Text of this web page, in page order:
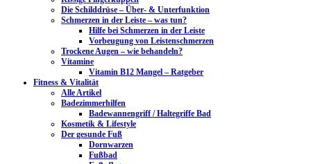
Die Schilddrüse – Über- & Unterfunktion
Schmerzen in der Leiste – was tun?
Hilfe bei Schmerzen in der Leiste
Vorbeugung von Leistenschmerzen
Trockene Augen – wie behandeln?
Vitamine
Vitamin B12 Mangel – Ratgeber
Fitness & Vitalität
Alle Artikel
Badezimmerhilfen
Badewannengriff / Haltegriffe Bad
Kosmetik & Lifestyle
Der gesunde Fuß
Dornwarzen
Fußbad